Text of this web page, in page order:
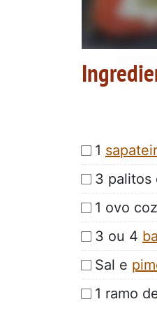
1
3 palitos
1 ovo
3 ou 4
Sal e
1 ramo